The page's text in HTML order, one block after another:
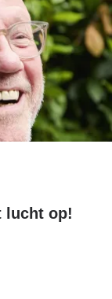
lucht op!